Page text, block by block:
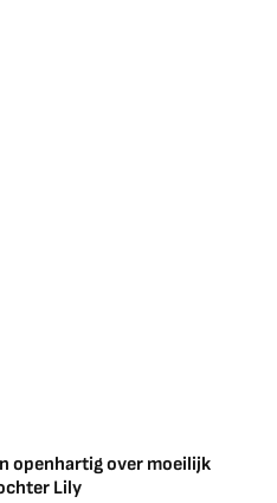
openhartig over moeilijk
Lily